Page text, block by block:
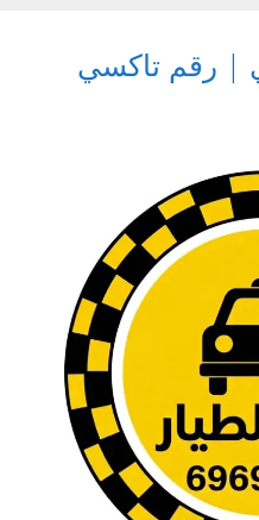
| رقم تاكسي